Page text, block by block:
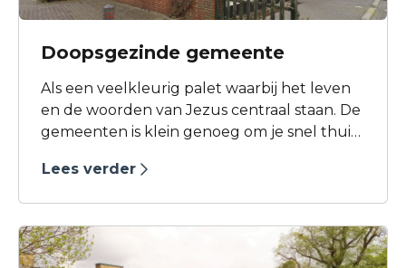
Doopsgezinde gemeente
Als een veelkleurig palet waarbij het leven
en de woorden van Jezus centraal staan. De
gemeenten is klein genoeg om je snel thuis
velerlei activiteiten.
Lees verder